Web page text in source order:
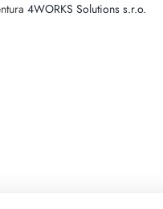
4WORKS Solutions s.r.o.